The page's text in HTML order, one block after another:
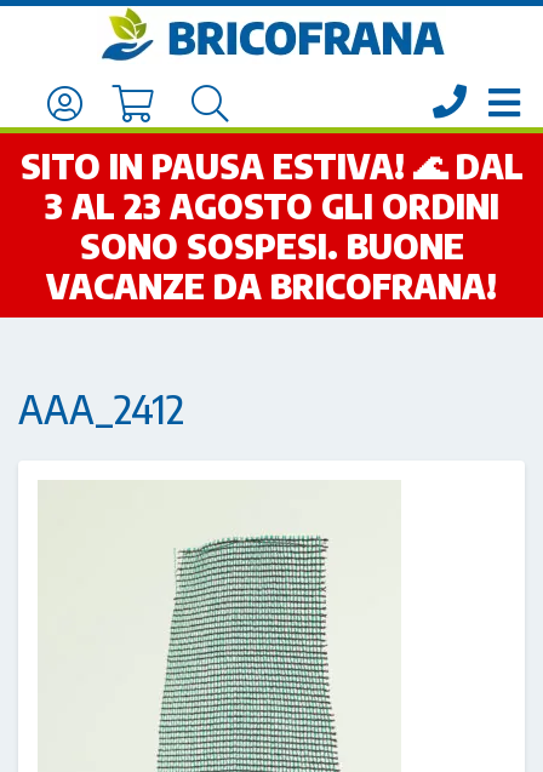
SITO IN PAUSA ESTIVA! 🌊 DAL
3 AL 23 AGOSTO GLI ORDINI
SONO SOSPESI. BUONE
VACANZE DA BRICOFRANA!
AAA_2412